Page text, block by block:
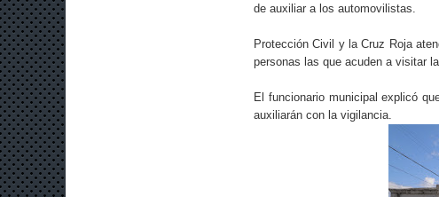
de auxiliar a los automovilistas.
Protección Civil y la Cruz Roja
personas las que acuden a visitar
El funcionario municipal explicó
auxiliarán con la vigilancia.